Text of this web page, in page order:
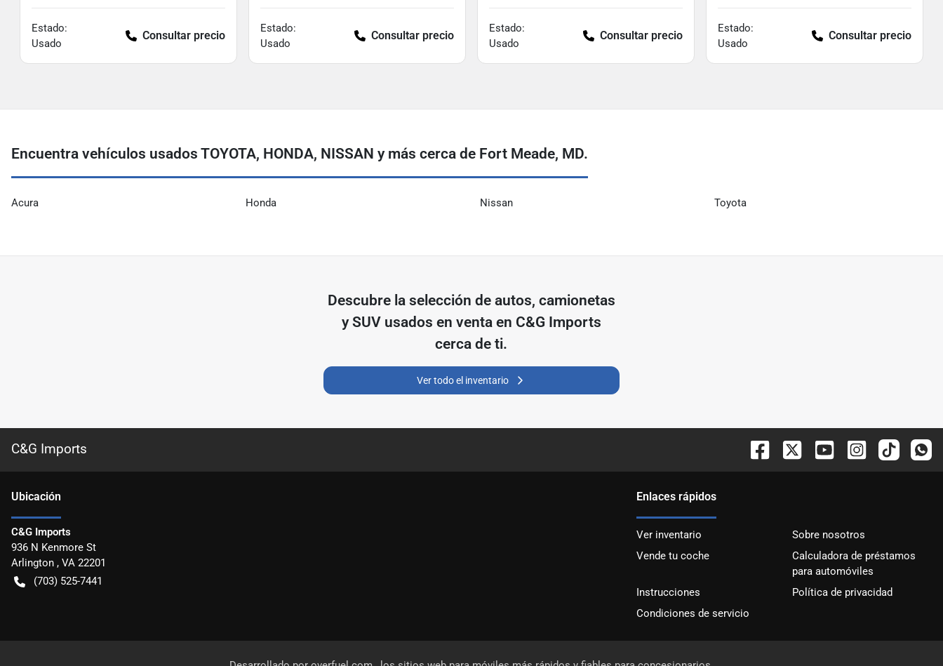
Estado:
Usado
Consultar precio
Estado:
Usado
Consultar precio
Estado:
Usado
Consultar precio
Estado:
Usado
Consultar precio
Encuentra vehículos usados ​​TOYOTA, HONDA, NISSAN y más cerca de Fort Meade, MD.
Acura Honda Nissan Toyota
Descubre la selección de autos, camionetas
y SUV usados ​​en venta en C&G Imports
cerca de ti.
Ver todo el inventario
C&G Imports
Ubicación
C&G Imports
936 N Kenmore St
Arlington , VA 22201
(703) 525-7441
Enlaces rápidos
Ver inventario
Sobre nosotros
Vende tu coche
Calculadora de préstamos
para automóviles
Instrucciones
Política de privacidad
Condiciones de servicio